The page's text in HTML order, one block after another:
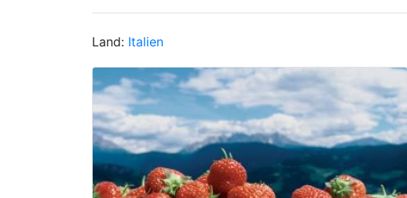
Land: Italien